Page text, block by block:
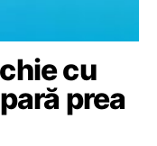
cu
prea